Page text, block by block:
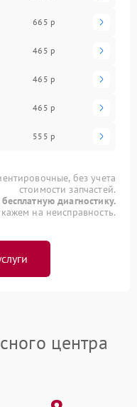
665 р
465 р
465 р
465 р
555 р
без учета
стоимости запчастей.
диагностику.
на неисправность.
центра